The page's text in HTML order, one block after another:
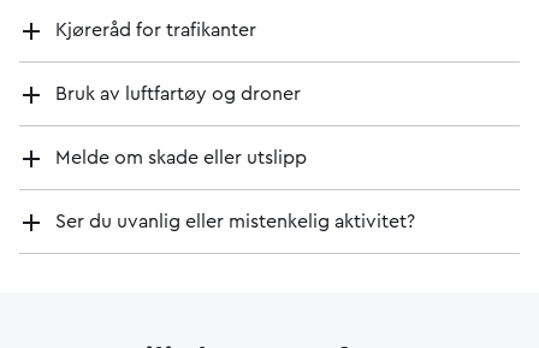
Kjøreråd for trafikanter
Bruk av luftfartøy og droner
Melde om skade eller utslipp
Ser du uvanlig eller mistenkelig aktivitet?